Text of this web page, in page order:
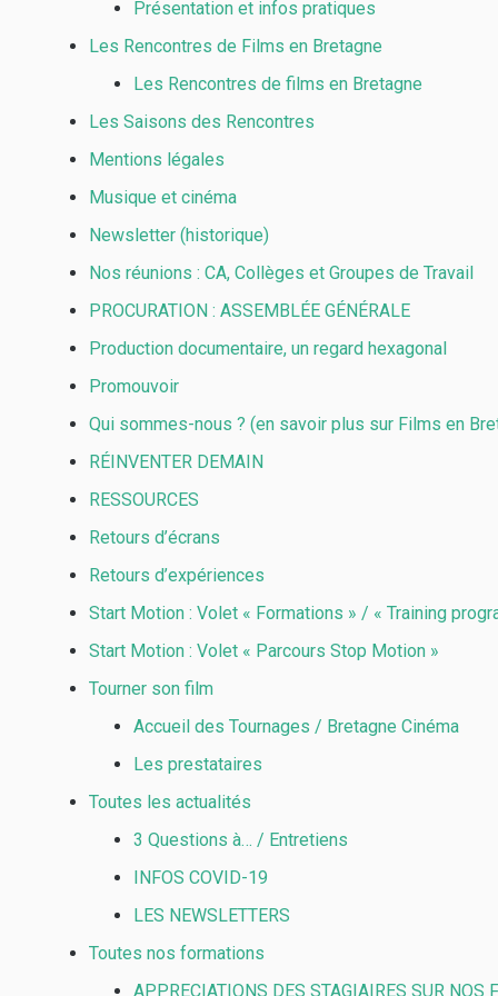
Présentation et infos pratiques
Les Rencontres de Films en Bretagne
Les Rencontres de films en Bretagne
Les Saisons des Rencontres
Mentions légales
Musique et cinéma
Newsletter (historique)
Nos réunions : CA, Collèges et Groupes de Travail
PROCURATION : ASSEMBLÉE GÉNÉRALE
Production documentaire, un regard hexagonal
Promouvoir
Qui sommes-nous ? (en savoir plus sur Films en
RÉINVENTER DEMAIN
RESSOURCES
Retours d’écrans
Retours d’expériences
Start Motion : Volet « Formations » / « Training
Start Motion : Volet « Parcours Stop Motion »
Tourner son film
Accueil des Tournages / Bretagne Cinéma
Les prestataires
Toutes les actualités
3 Questions à… / Entretiens
INFOS COVID-19
LES NEWSLETTERS
Toutes nos formations
APPRECIATIONS DES STAGIAIRES SUR NOS